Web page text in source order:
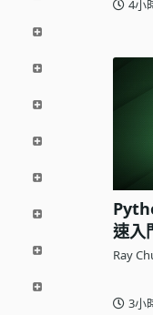
4小
速入
Ray
3小